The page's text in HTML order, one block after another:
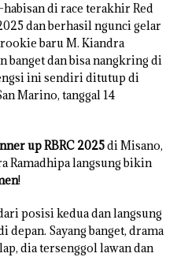
habisan di race terakhir Red
dan berhasil ngunci gelar
baru M. Kiandra
banget dan bisa nangkring di
ini sendiri ditutup di
Marino, tanggal 14
up RBRC 2025di Misano,
Ramadhipa langsung bikin
!
posisi kedua dan langsung
depan. Sayang banget, drama
dia tersenggol lawan dan